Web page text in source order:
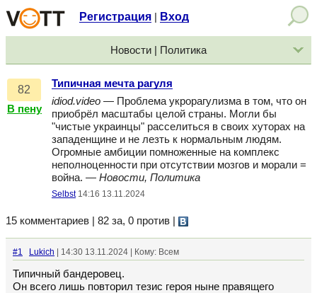
Регистрация Вход
Новости | Политика
82
В пену
Типичная мечта рагуля
idiod.video — Проблема укрорагулизма в том, что он
приобрёл масштабы целой страны. Могли бы
"чистые украинцы" расселиться в своих хуторах на
западенщине и не лезть к нормальным людям.
Огромные амбиции помноженные на комплекс
неполноценности при отсутствии мозгов и морали =
война. — Новости, Политика
Selbst 14:16 13.11.2024
15 комментариев | 82 за, 0 против
#1 Lukich | 14:30 13.11.2024 | Кому: Всем
Типичный бандеровец.
Он всего лишь повторил тезис героя ныне правящего